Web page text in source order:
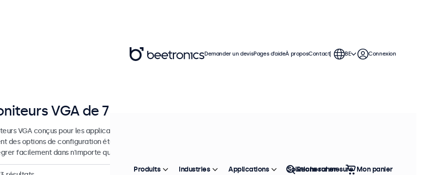
VGA de 7 à 32 pouces
VGA conçus pour les applications professionnelles et une utilisation continue. Ces moniteurs VGA
des options de configuration étendues et des options de montage polyvalentes, leur permettant de
facilement dans n'importe quelle application et environnement.
Demander un devisPages d’aideÀ proposContact BE Connexion
Produits Industries Applications Solutions sur mesure
Rechercher Mon panier